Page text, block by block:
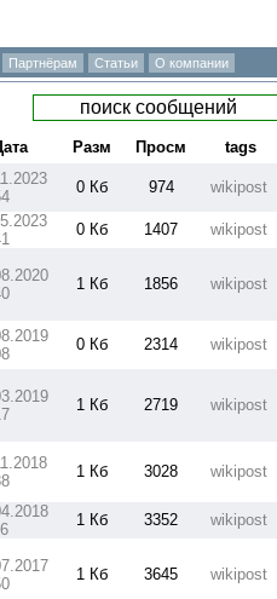
Партнёрам Статьи О компании
Разм Просм tags
0 Кб 974 wikipost
0 Кб 1407 wikipost
1 Кб 1856 wikipost
0 Кб 2314 wikipost
1 Кб 2719 wikipost
1 Кб 3028 wikipost
1 Кб 3352 wikipost
1 Кб 3645 wikipost